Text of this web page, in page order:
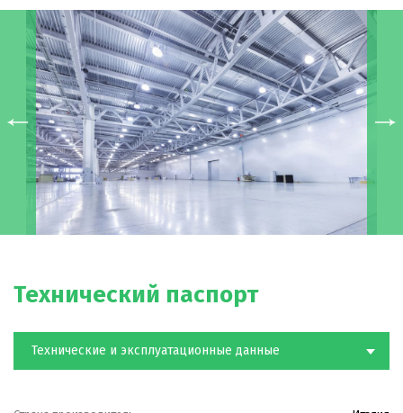
Технический паспорт
Технические и эксплуатационные данные